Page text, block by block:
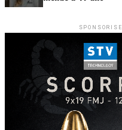
SPONSORISE